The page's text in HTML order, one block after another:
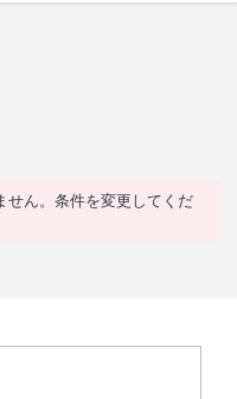
せん。条件を変更してくだ